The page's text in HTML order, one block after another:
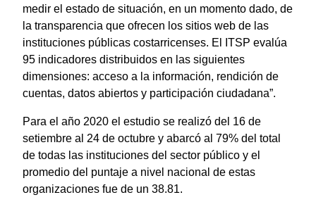
medir el estado de situación, en un momento dado, de
la transparencia que ofrecen los sitios web de las
instituciones públicas costarricenses. El ITSP evalúa
95 indicadores distribuidos en las siguientes
dimensiones: acceso a la información, rendición de
cuentas, datos abiertos y participación ciudadana”.
Para el año 2020 el estudio se realizó del 16 de
setiembre al 24 de octubre y abarcó al 79% del total
de todas las instituciones del sector público y el
promedio del puntaje a nivel nacional de estas
organizaciones fue de un 38.81.